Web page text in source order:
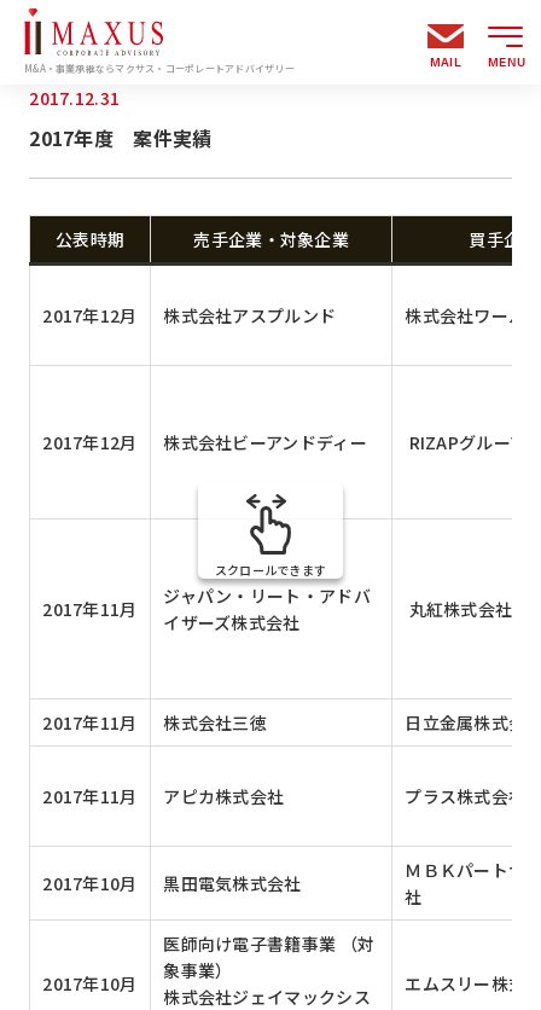
M&A・事業承継ならマクサス・コーポレートアドバイザリー MAIL MENU
2017.12.31
2017年度 案件実績
公表時期 売手企業・対象企業 買手企
2017年12月 株式会社アスプルンド 株式会社ワール
2017年12月 株式会社ビーアンドディー RIZAPグループ
2017年11月
ジャパン・リート・アドバ
イザーズ株式会社
丸紅株式会社
2017年11月 株式会社三徳 日立金属株式会
2017年11月 アピカ株式会社 プラス株式会社
2017年10月 黒田電気株式会社
ＭＢＫパートナ
社
2017年10月
医師向け電子書籍事業 （対
象事業）
株式会社ジェイマックシス
エムスリー株式
スクロールできます